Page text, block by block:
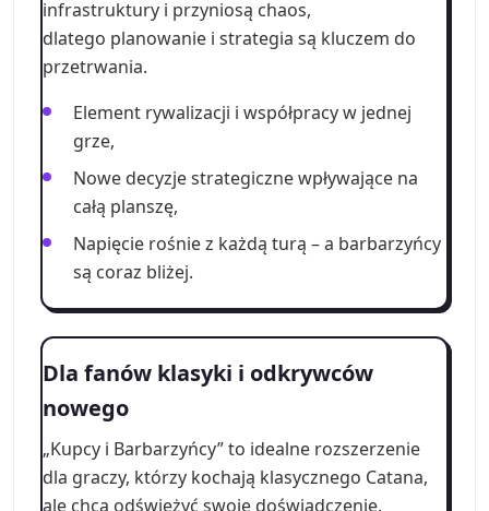
infrastruktury i przyniosą chaos,
dlatego planowanie i strategia są kluczem do
przetrwania.
Element rywalizacji i współpracy w jednej
grze,
Nowe decyzje strategiczne wpływające na
całą planszę,
Napięcie rośnie z każdą turą – a barbarzyńcy
są coraz bliżej.
Dla fanów klasyki i odkrywców
nowego
„Kupcy i Barbarzyńcy” to idealne rozszerzenie
dla graczy, którzy kochają klasycznego Catana,
ale chcą odświeżyć swoje doświadczenie.